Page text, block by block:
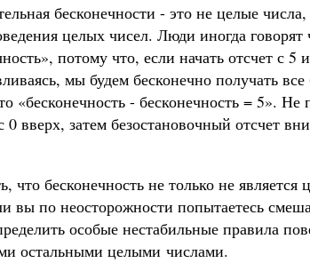
бесконечности - это не целые
целых чисел. Люди иногда говорят
потому что, если начать отсчет с
мы будем бесконечно получать
«бесконечность - бесконечность = 5». Не
0 вверх, затем безостановочный отсчет
что бесконечность не только не
вы по неосторожности попытаетесь
особые нестабильные правила
остальными целыми числами.